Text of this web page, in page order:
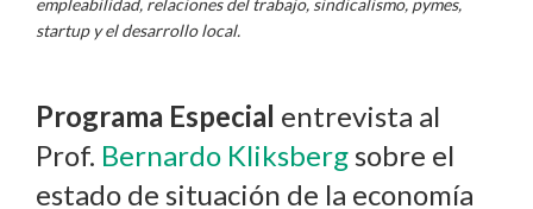
empleabilidad, relaciones del trabajo, sindicalismo, pymes,
startup y el desarrollo local.
Programa Especial entrevista al
Prof. Bernardo Kliksbergsobre el
estado de situación de la economía